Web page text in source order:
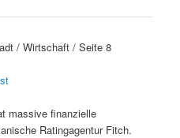
/ Wirtschaft / Seite 8
massive finanzielle
Ratingagentur Fitch.